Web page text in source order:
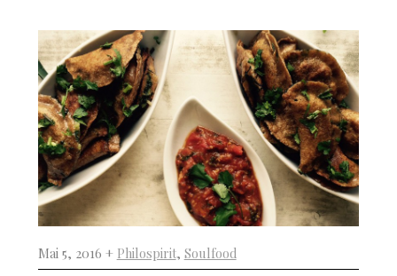
Mai 5, 2016 + Philospirit, Soulfood